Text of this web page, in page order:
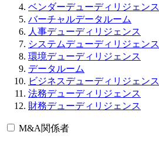
ベンダーデューディリジェンス
バーチャルデータルーム
人事デューディリジェンス
システムデューディリジェンス
環境デューディリジェンス
データルーム
ビジネスデューディリジェンス
法務デューディリジェンス
財務デューディリジェンス
M&A関係者